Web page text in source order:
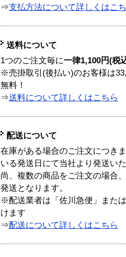
⇒支払方法について詳しくはこ
送料について
1つのご注文毎に一律1,100円(税
※売掛取引(後払い)のお客様は
無料！
⇒送料について詳しくはこちら
配送について
在庫がある場合のご注文につき
いる発送日にて当社より発送い
尚、複数の商品をご注文の場合
発送となります。
※配送業者は「佐川急便」また
けます
⇒配送について詳しくはこちら